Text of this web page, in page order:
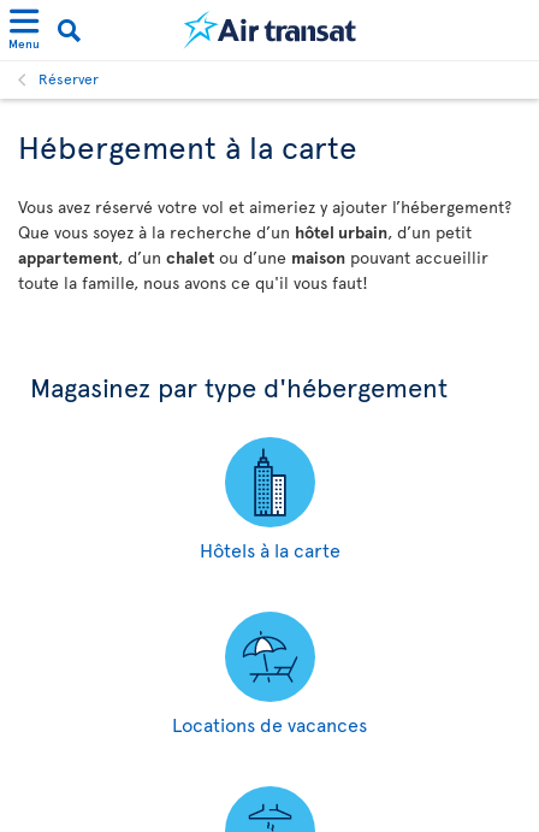
Menu
Réserver
Hébergement à la carte
Vous avez réservé votre vol et aimeriez y ajouter l’hébergement?
Que vous soyez à la recherche d’un hôtel urbain, d’un petit
appartement, d’un chalet ou d’une maison pouvant accueillir
toute la famille, nous avons ce qu'il vous faut!
Magasinez par type d'hébergement
Hôtels à la carte
Locations de vacances